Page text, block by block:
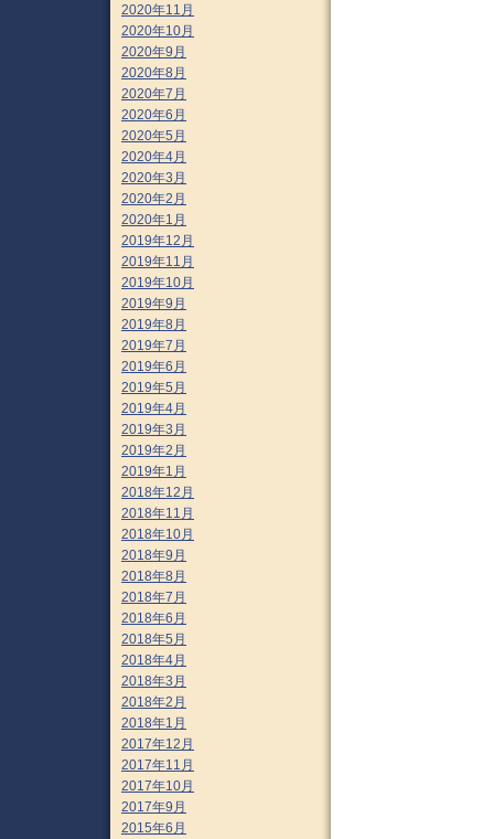
2020年11月
2020年10月
2020年9月
2020年8月
2020年7月
2020年6月
2020年5月
2020年4月
2020年3月
2020年2月
2020年1月
2019年12月
2019年11月
2019年10月
2019年9月
2019年8月
2019年7月
2019年6月
2019年5月
2019年4月
2019年3月
2019年2月
2019年1月
2018年12月
2018年11月
2018年10月
2018年9月
2018年8月
2018年7月
2018年6月
2018年5月
2018年4月
2018年3月
2018年2月
2018年1月
2017年12月
2017年11月
2017年10月
2017年9月
2015年6月